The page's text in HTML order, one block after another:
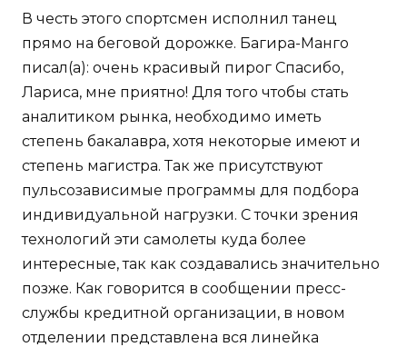
В честь этого спортсмен исполнил танец
прямо на беговой дорожке. Багира-Манго
писал(а): очень красивый пирог Спасибо,
Лариса, мне приятно! Для того чтобы стать
аналитиком рынка, необходимо иметь
степень бакалавра, хотя некоторые имеют и
степень магистра. Так же присутствуют
пульсозависимые программы для подбора
индивидуальной нагрузки. С точки зрения
технологий эти самолеты куда более
интересные, так как создавались значительно
позже. Как говорится в сообщении пресс-
службы кредитной организации, в новом
отделении представлена вся линейка